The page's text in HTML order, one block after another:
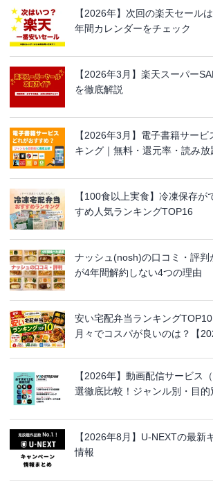
【2026年】次回の楽天セール
年間カレンダーをチェック
【2026年3月】楽天スーパー
を徹底解説
【2026年3月】電子書籍サー
キング｜無料・還元率・読み
【100食以上実食】冷凍保存が
すめ人気ランキングTOP16
ナッシュ(nosh)の口コミ・評判
が4年間解約しない4つの理由
安い宅配弁当ランキング
月々でコスパが良いのは？【
【2026年】動画配信サービス
選徹底比較！ジャンル別・目的
【2026年8月】U-NEXTの最新
情報